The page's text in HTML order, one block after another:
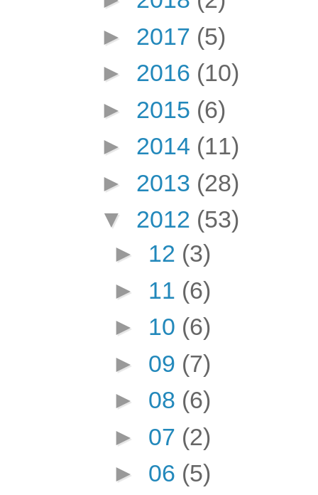
► 2017 (5)
► 2016 (10)
► 2015 (6)
► 2014 (11)
► 2013 (28)
▼ 2012 (53)
► 12 (3)
► 11 (6)
► 10 (6)
► 09 (7)
► 08 (6)
► 07 (2)
► 06 (5)